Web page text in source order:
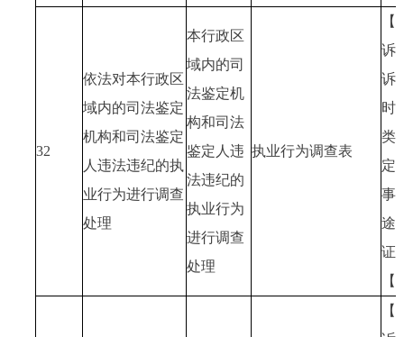
32
依法对本行政区
域内的司法鉴定
机构和司法鉴定
人违法违纪的执
业行为进行调查
处理
本行政区
域内的司
法鉴定机
构和司法
鉴定人违
法违纪的
执业行为
进行调查
处理
执业行为调查表
诉
诉
时
类
定
事
途
证